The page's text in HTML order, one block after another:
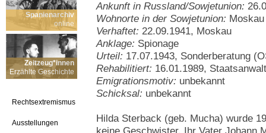
Spanienarchiv
online
Zeitzeug*innen
Erzählte Geschichte
Rechtsextremismus
Ausstellungen
Ankunft in Russland/Sowjetunion:
Wohnorte in der Sowjetunion: Moskau
Verhaftet: 22.09.1941, Moskau
Anklage: Spionage
Urteil: 17.07.1943, Sonderberatung
Rehabilitiert: 16.01.1989,
Emigrationsmotiv: unbekannt
Schicksal: unbekannt
Hilda Sterback (geb. Mucha) wurde